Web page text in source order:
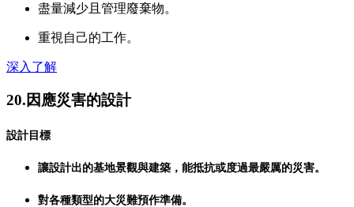
盡量減少且管理廢棄物。
重視自己的工作。
深入了解
20.因應災害的設計
設計目標
讓設計出的基地景觀與建築，能抵抗或度過最嚴厲的災害。
對各種類型的大災難預作準備。